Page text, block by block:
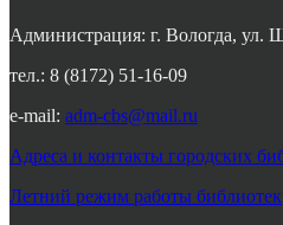
Администрация: г. Вологда, ул.
тел.: 8 (8172) 51-16-09
e-mail: adm-cbs@mail.ru
Адреса и контакты городских
Летний режим работы библиотек